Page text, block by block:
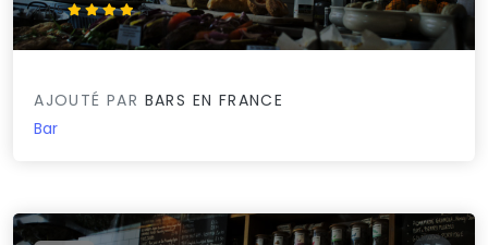
4.4/5
AJOUTÉ PAR BARS EN FRANCE
Bar